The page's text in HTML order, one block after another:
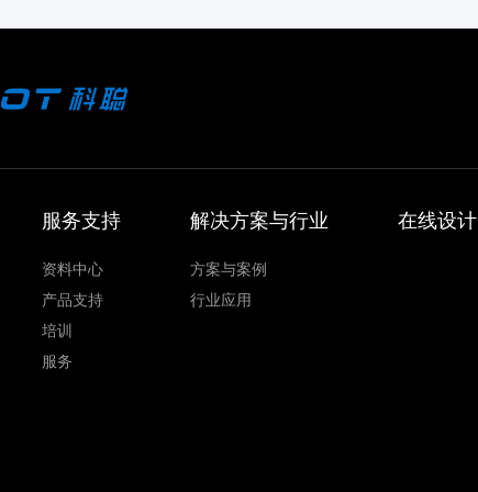
服务支持
资料中心
产品支持
培训
服务
解决方案与行业
方案与案例
行业应用
在线设计